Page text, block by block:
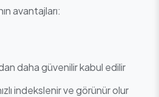
avantajları:
daha güvenilir kabul edilir
indekslenir ve görünür olur